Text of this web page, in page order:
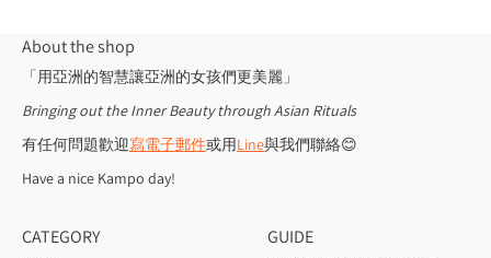
About the shop
「用亞洲的智慧讓亞洲的女孩們更美麗」
Bringing out the Inner Beauty through Asian Rituals
有任何問題歡迎寫電子郵件或用Line與我們聯絡😊
Have a nice Kampo day!
CATEGORY GUIDE